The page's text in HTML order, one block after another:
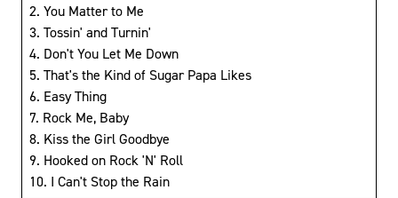
2. You Matter to Me
3. Tossin' and Turnin'
4. Don't You Let Me Down
5. That's the Kind of Sugar Papa Likes
6. Easy Thing
7. Rock Me, Baby
8. Kiss the Girl Goodbye
9. Hooked on Rock 'N' Roll
10. I Can't Stop the Rain